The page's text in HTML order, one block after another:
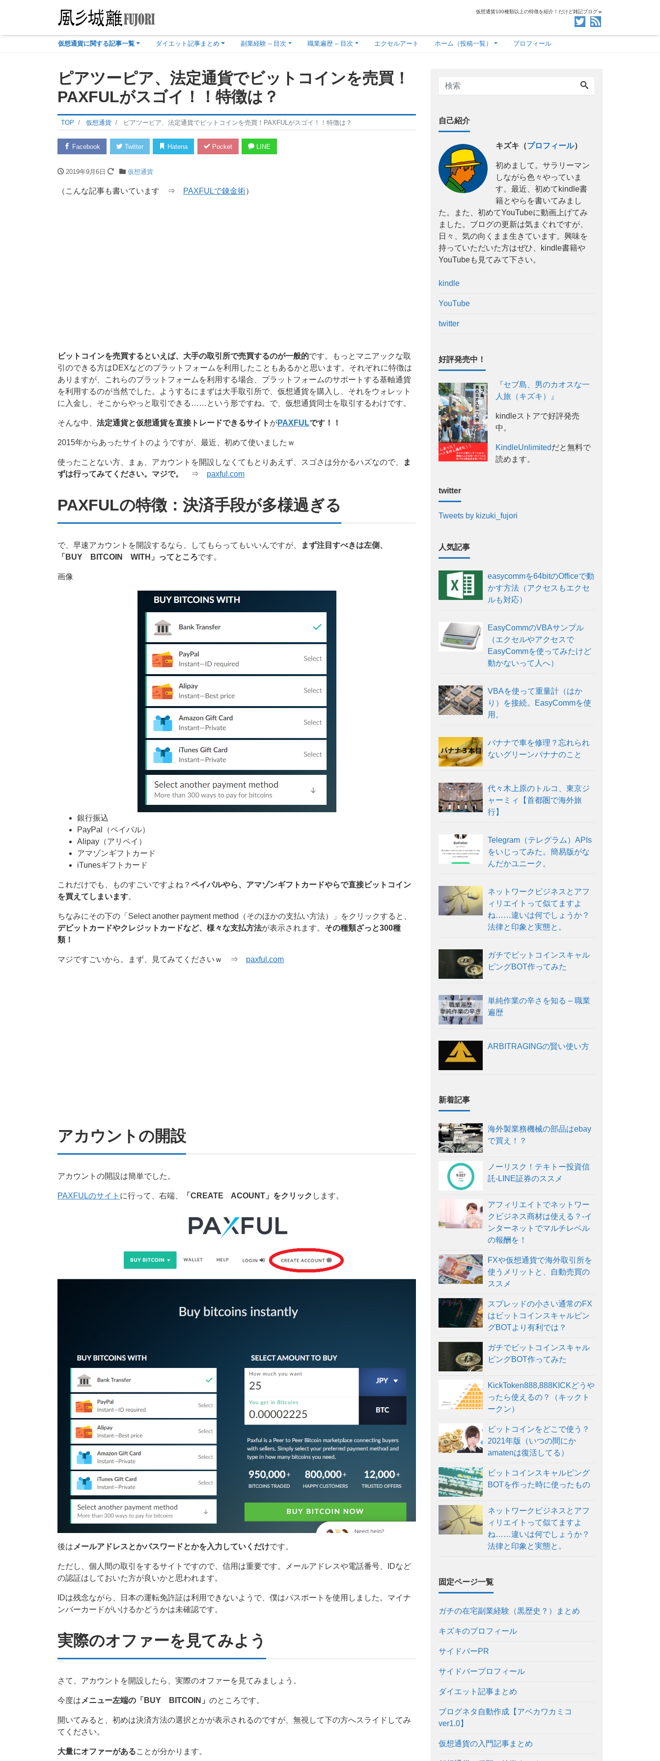
仮想通貨100種類以上の特徴を紹介！だけど雑記ブログｗ
仮想通貨に関する記事一覧 ダイエット記事まとめ 副業経験 – 目次 職業遍歴 – 目次 エクセルアート ホーム（投稿一覧） プロフィール
ピアツーピア、法定通貨でビットコインを売買！
PAXFULがスゴイ！！特徴は？
TOP 仮想通貨 ピアツーピア、法定通貨でビットコインを売買！PAXFULがスゴイ！！特徴は？
Facebook Twitter Hatena Pocket LINE
2019年9月6日 仮想通貨
（こんな記事も書いています ⇒ PAXFULで錬金術）
ビットコインを売買するといえば、大手の取引所で売買するのが一般的です。もっとマニアックな取
引のできる方はDEXなどのプラットフォームを利用したこともあるかと思います。それぞれに特徴は
ありますが、これらのプラットフォームを利用する場合、プラットフォームのサポートする基軸通貨
を利用するのが当然でした。ようするにまずは大手取引所で、仮想通貨を購入し、それをウォレット
に入金し、そこからやっと取引できる……という形ですね。で、仮想通貨同士を取引するわけです。
そんな中、 法定通貨と仮想通貨を直接トレードできるサイト がPAXFULです！！
2015年からあったサイトのようですが、最近、初めて使いましたｗ
使ったことない方、まぁ、アカウントを開設しなくてもとりあえず、スゴさは分かるハズなので、
ま
ずは行ってみてください。マジで。
⇒ paxful.com
PAXFULの特徴：決済手段が多様過ぎる
で、早速アカウントを開設するなら、してもらってもいいんですが、
まず注目すべきは左側、
「BUY BITCOIN WITH」ってところです。
画像
銀行振込
PayPal（ペイパル）
Alipay（アリペイ）
アマゾンギフトカード
iTunesギフトカード
これだけでも、ものすごいですよね？ ペイパルやら、アマゾンギフトカードやらで直接ビットコイン
を買えてしまいます。
ちなみにその下の「Select another payment method（そのほかの支払い方法）」をクリックすると、
デビットカードやクレジットカードなど、様々な支払方法が表示されます。 その種類ざっと300種
類！
マジですごいから。まず、見てみてくださいｗ ⇒ paxful.com
アカウントの開設
アカウントの開設は簡単でした。
PAXFULのサイト に行って、右端、 「CREATE ACOUNT」をクリック します。
後は メールアドレスとかパスワードとかを入力していくだけです。
ただし、個人間の取引をするサイトですので、信用は重要です。メールアドレスや電話番号、IDなど
の認証はしておいた方が良いかと思われます。
IDは残念ながら、日本の運転免許証は利用できないようで、僕はパスポートを使用しました。マイナ
ンバーカードがいけるかどうかは未確認です。
実際のオファーを見てみよう
さて、アカウントを開設したら、実際のオファーを見てみましょう。
今度は メニュー左端の「BUY BITCOIN」 のところです。
開いてみると、初めは決済方法の選択とかが表示されるのですが、無視して下の方へスライドしてみ
てください。
大量にオファーがあることが分かります。
自己紹介
キズキ（プロフィール）
初めまして。サラリーマン
しながら色々やっていま
す。最近、初めてkindle書
籍とやらを書いてみまし
た。また、初めてYouTubeに動画上げてみ
ました。ブログの更新は気まぐれですが、
日々、気の向くまま生きています。興味を
持っていただいた方はぜひ、kindle書籍や
YouTubeも見てみて下さい。
kindle
YouTube
twitter
好評発売中！
『セブ島、男のカオスな一
人旅（キズキ）』
kindleストアで好評発売
中。
KindleUnlimitedだと無料で
読めます。
twitter
Tweets by kizuki_fujori
人気記事
easycommを64bitのOfficeで動
かす方法（アクセスもエクセ
ルも対応）
EasyCommのVBAサンプル
（エクセルやアクセスで
EasyCommを使ってみたけど
動かないって人へ）
VBAを使って重量計（はか
り）を接続。EasyCommを使
用。
バナナで車を修理？忘れられ
ないグリーンバナナのこと
代々木上原のトルコ、東京ジ
ャーミィ【首都圏で海外旅
行】
Telegram（テレグラム）APIs
をいじってみた。簡易版がな
んだかユニーク。
ネットワークビジネスとアフ
ィリエイトって似てますよ
ね……違いは何でしょうか？
法律と印象と実態と。
ガチでビットコインスキャル
ピングBOT作ってみた
単純作業の辛さを知る – 職業
遍歴
ARBITRAGINGの賢い使い方
新着記事
海外製業務機械の部品はebay
で買え！？
ノーリスク！テキトー投資信
託-LINE証券のススメ
アフィリエイトでネットワー
クビジネス商材は使える？-イ
ンターネットでマルチレベル
の報酬を！
FXや仮想通貨で海外取引所を
使うメリットと、自動売買の
ススメ
スプレッドの小さい通常のFX
はビットコインスキャルピン
グBOTより有利では？
ガチでビットコインスキャル
ピングBOT作ってみた
KickToken888,888KICKどうや
ったら使えるの？（キックト
ークン）
ビットコインをどこで使う？
2021年版（いつの間にか
amatenは復活してる）
ビットコインスキャルピング
BOTを作った時に使ったもの
ネットワークビジネスとアフ
ィリエイトって似てますよ
ね……違いは何でしょうか？
法律と印象と実態と。
固定ページ一覧
ガチの在宅副業経験（黒歴史？）まとめ
キズキのプロフィール
サイドバーPR
サイドバープロフィール
ダイエット記事まとめ
ブログネタ自動作成【アベカワカミコ
ver1.0】
仮想通貨の入門記事まとめ